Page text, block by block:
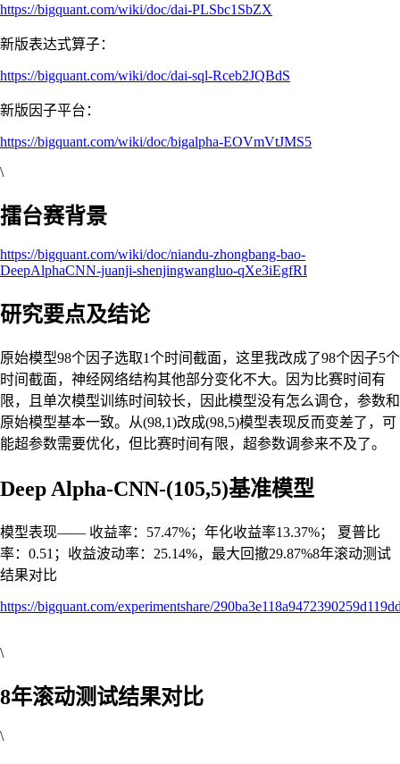
https://bigquant.com/wiki/doc/dai-PLSbc1SbZX
新版表达式算子：
https://bigquant.com/wiki/doc/dai-sql-Rceb2JQBdS
新版因子平台：
https://bigquant.com/wiki/doc/bigalpha-EOVmVtJMS5
\
擂台赛背景
https://bigquant.com/wiki/doc/niandu-zhongbang-bao-
DeepAlphaCNN-juanji-shenjingwangluo-qXe3iEgfRI
研究要点及结论
原始模型98个因子选取1个时间截面，这里我改成了98个因子5个
时间截面，神经网络结构其他部分变化不大。因为比赛时间有
限，且单次模型训练时间较长，因此模型没有怎么调仓，参数和
原始模型基本一致。从(98,1)改成(98,5)模型表现反而变差了，可
能超参数需要优化，但比赛时间有限，超参数调参来不及了。
Deep Alpha-CNN-(105,5)基准模型
模型表现—— 收益率：57.47%；年化收益率13.37%； 夏普比
率：0.51；收益波动率：25.14%，最大回撤29.87%8年滚动测试
结果对比
https://bigquant.com/experimentshare/
\
8年滚动测试结果对比
\